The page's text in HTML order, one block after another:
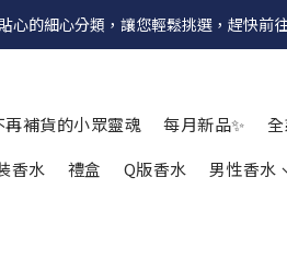
心的細心分類，讓您輕鬆挑選，趕快前
再補貨的小眾靈魂 每月新品✨
香水 禮盒 Q版香水 男性香水